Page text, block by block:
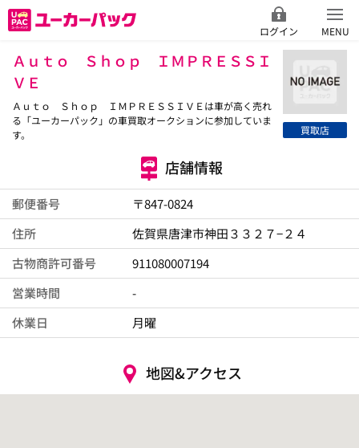
ログイン MENU
Ａｕｔｏ Ｓｈｏｐ ＩＭＰＲＥＳＳＩ
ＶＥ
Ａｕｔｏ Ｓｈｏｐ ＩＭＰＲＥＳＳＩＶＥは車が高く売れ
る「ユーカーパック」の車買取オークションに参加していま
す。
買取店
店舗情報
郵便番号
〒847-0824
住所
佐賀県唐津市神田３３２７−２４
古物商許可番号
911080007194
営業時間
-
休業日
月曜
地図&アクセス